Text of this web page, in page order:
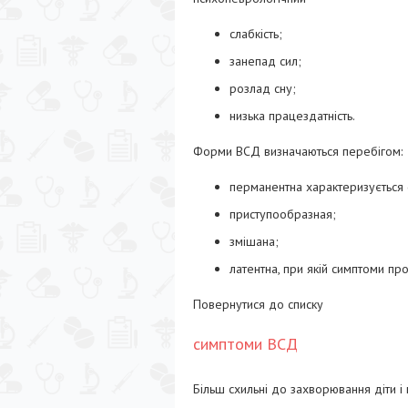
слабкість;
занепад сил;
розлад сну;
низька працездатність.
Форми ВСД визначаються перебігом:
перманентна характеризується
приступообразная;
змішана;
латентна, при якій симптоми
Повернутися до списку
симптоми ВСД
Більш схильні до захворювання діти